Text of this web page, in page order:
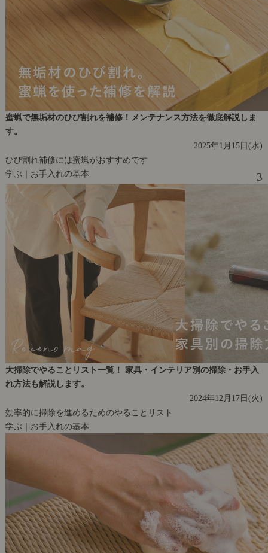
蜜蝋で無垢材のひび割れを補修！メンテナンス方法を徹底解説しま
す。
2025年1月15日(水)
ひび割れ補修には蜜蝋がおすすめです
学ぶ｜お手入れの基本
3
大掃除でやることリスト一覧！ 家具・インテリア別の掃除・お手入
れ方法も解説します。
2024年12月17日(火)
効率的に掃除を進めるためのやることリスト
学ぶ｜お手入れの基本